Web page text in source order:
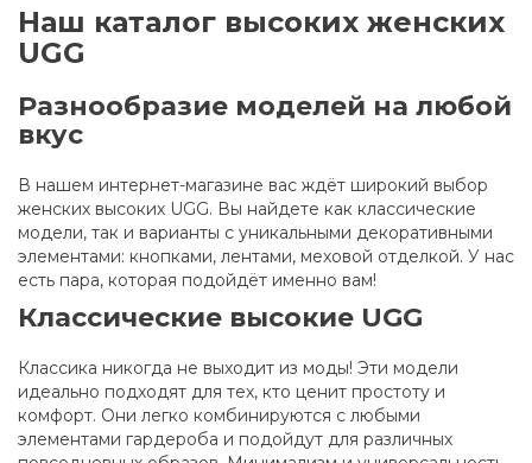
Наш каталог высоких женских
UGG
Разнообразие моделей на любой
вкус
В нашем интернет-магазине вас ждёт широкий выбор
женских высоких UGG. Вы найдете как классические
модели, так и варианты с уникальными декоративными
элементами: кнопками, лентами, меховой отделкой. У нас
есть пара, которая подойдёт именно вам!
Классические высокие UGG
Классика никогда не выходит из моды! Эти модели
идеально подходят для тех, кто ценит простоту и
комфорт. Они легко комбинируются с любыми
элементами гардероба и подойдут для различных